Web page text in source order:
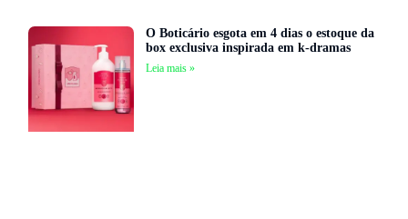
O Boticário esgota em 4 dias o estoque da
box exclusiva inspirada em k-dramas
Leia mais »